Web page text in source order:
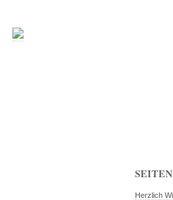
SEITEN
Herzlich